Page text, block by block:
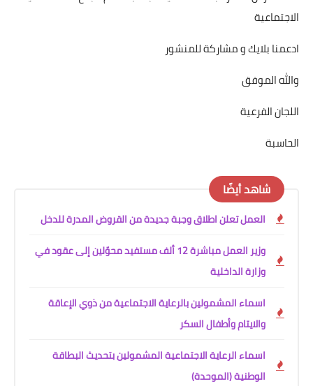
الاجتماعية
ادعمنا بلايك و مشاركة للمنشور
والله الموفق
اللجان الفرعية
الحاسبة
شاهد أيضًا
العمل تعلن اطلاق وجبة جديدة من القروض المدرة للدخل
وزير العمل مباشرة 12 ألف مستفيد محوّلين إلى عقود في
وزارة الداخلية
اسماء المشمولين بالرعاية الاجتماعية من ذوي الإعاقة
والايتام وأطفال السكر
اسماء الرعاية الاجتماعية المشمولين بتحديث البطاقة
الوطنية (الموحدة)